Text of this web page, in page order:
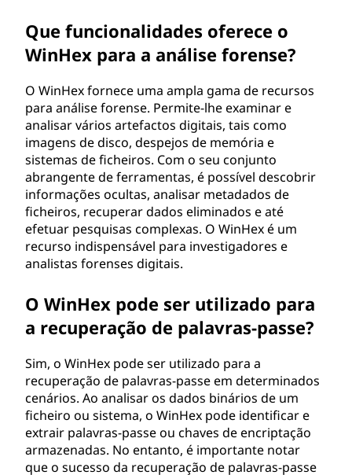
Que funcionalidades oferece o
WinHex para a análise forense?
O WinHex fornece uma ampla gama de recursos
para análise forense. Permite-lhe examinar e
analisar vários artefactos digitais, tais como
imagens de disco, despejos de memória e
sistemas de ficheiros. Com o seu conjunto
abrangente de ferramentas, é possível descobrir
informações ocultas, analisar metadados de
ficheiros, recuperar dados eliminados e até
efetuar pesquisas complexas. O WinHex é um
recurso indispensável para investigadores e
analistas forenses digitais.
O WinHex pode ser utilizado para
a recuperação de palavras-passe?
Sim, o WinHex pode ser utilizado para a
recuperação de palavras-passe em determinados
cenários. Ao analisar os dados binários de um
ficheiro ou sistema, o WinHex pode identificar e
extrair palavras-passe ou chaves de encriptação
armazenadas. No entanto, é importante notar
que o sucesso da recuperação de palavras-passe